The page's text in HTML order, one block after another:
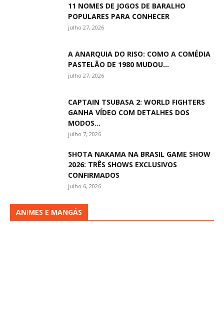
11 NOMES DE JOGOS DE BARALHO
POPULARES PARA CONHECER
julho 27, 2026
A ANARQUIA DO RISO: COMO A COMÉDIA
PASTELÃO DE 1980 MUDOU...
julho 27, 2026
CAPTAIN TSUBASA 2: WORLD FIGHTERS
GANHA VÍDEO COM DETALHES DOS
MODOS...
julho 7, 2026
SHOTA NAKAMA NA BRASIL GAME SHOW
2026: TRÊS SHOWS EXCLUSIVOS
CONFIRMADOS
julho 6, 2026
ANIMES E MANGÁS